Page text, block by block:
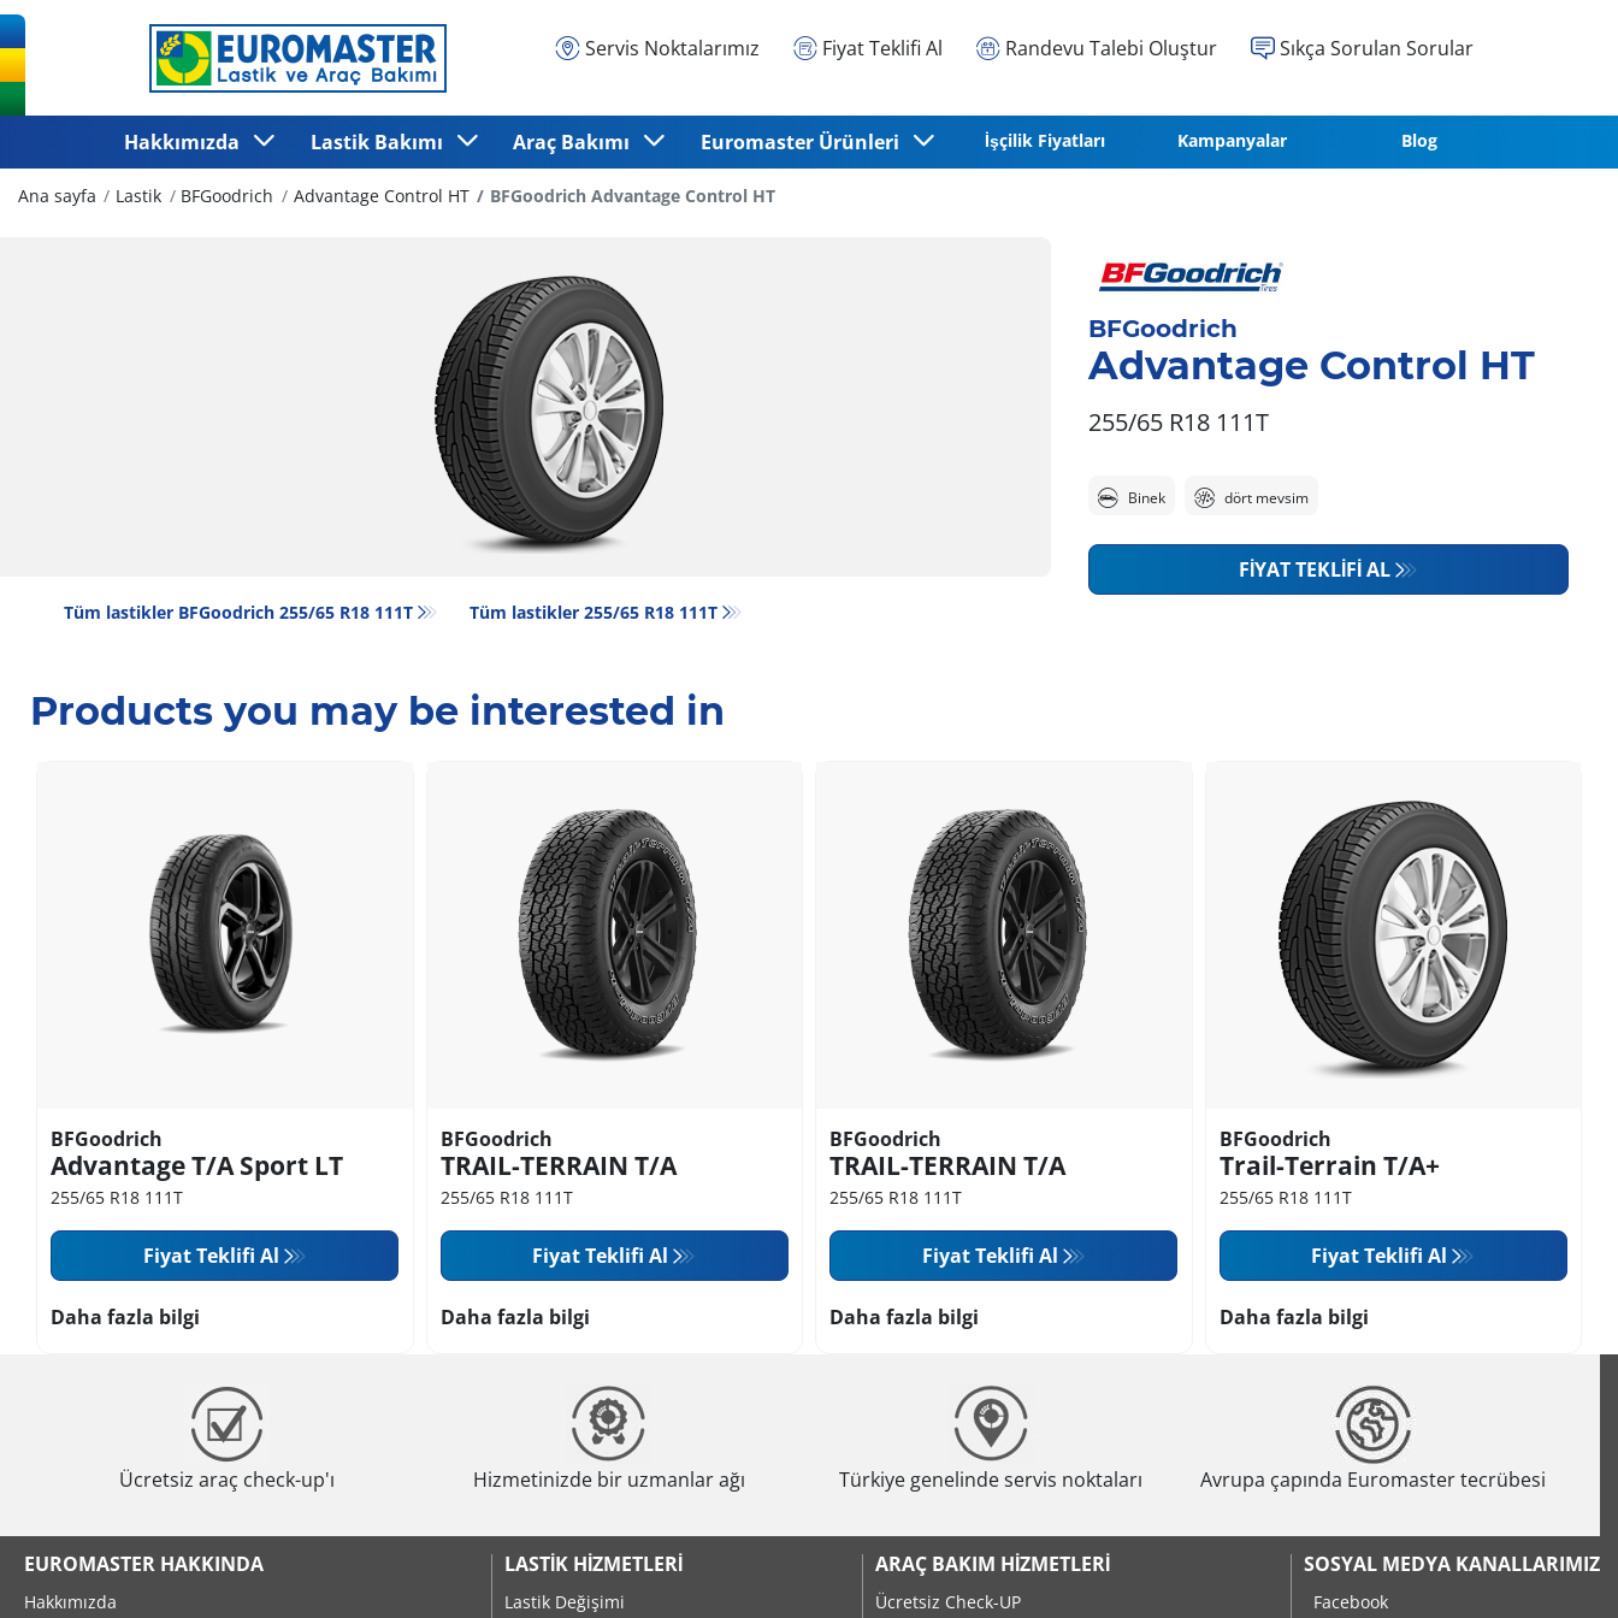
Servis Noktalarımız Fiyat Teklifi Al Randevu Talebi Oluştur Sıkça Sorulan Sorular
Hakkımızda Lastik Bakımı Araç Bakımı Euromaster Ürünleri İşçilik Fiyatları Kampanyalar Blog
Ana sayfa Lastik BFGoodrich Advantage Control HT BFGoodrich Advantage Control HT
Tüm lastikler BFGoodrich 255/65 R18 111T Tüm lastikler‎ 255/65 R18 111T
BFGoodrich
Advantage Control HT
255/65 R18 111T
Binek dört mevsim
FIYAT TEKLIFI AL
Products you may be interested in
BFGoodrich
Advantage T/A Sport LT
255/65 R18 111T
Fiyat Teklifi Al
Daha fazla bilgi
BFGoodrich
TRAIL-TERRAIN T/A
255/65 R18 111T
Fiyat Teklifi Al
Daha fazla bilgi
BFGoodrich
TRAIL-TERRAIN T/A
255/65 R18 111T
Fiyat Teklifi Al
Daha fazla bilgi
BFGoodrich
Trail-Terrain T/A+
255/65 R18 111T
Fiyat Teklifi Al
Daha fazla bilgi
Ücretsiz araç check-up'ı Hizmetinizde bir uzmanlar ağı Türkiye genelinde servis noktaları Avrupa çapında Euromaster tecrübesi
EUROMASTER HAKKINDA
Hakkımızda
LASTIK HIZMETLERI
Lastik Değişimi
ARAÇ BAKIM HIZMETLERI
Ücretsiz Check-UP
SOSYAL MEDYA KANALLARIMIZ
Facebook